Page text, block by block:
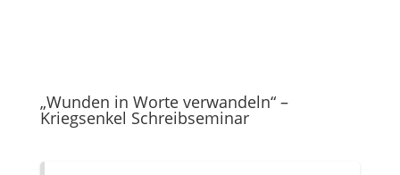
„Wunden in Worte verwandeln“ –
Kriegsenkel Schreibseminar